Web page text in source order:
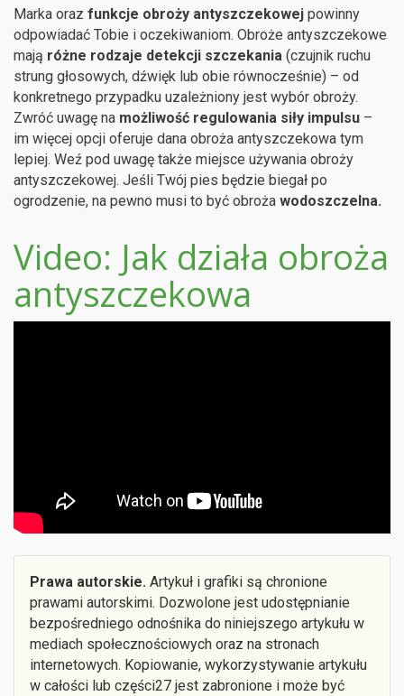
Marka oraz funkcje obroży antyszczekowej powinny
odpowiadać Tobie i oczekiwaniom. Obroże antyszczekowe
mają różne rodzaje detekcji szczekania (czujnik ruchu
strung głosowych, dźwięk lub obie równocześnie) – od
konkretnego przypadku uzależniony jest wybór obroży.
Zwróć uwagę na możliwość regulowania siły impulsu –
im więcej opcji oferuje dana obroża antyszczekowa tym
lepiej. Weź pod uwagę także miejsce używania obroży
antyszczekowej. Jeśli Twój pies będzie biegał po
ogrodzenie, na pewno musi to być obroża wodoszczelna.
Video: Jak działa obroża
antyszczekowa
Prawa autorskie. Artykuł i grafiki są chronione
prawami autorskimi. Dozwolone jest udostępnianie
bezpośredniego odnośnika do niniejszego artykułu w
mediach społecznościowych oraz na stronach
internetowych. Kopiowanie, wykorzystywanie artykułu
w całości lub części27 jest zabronione i może być